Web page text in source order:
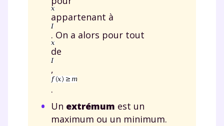
appartenant à
. On a alors pour tout
de
,
.
Un extrémum est un
maximum ou un minimum.